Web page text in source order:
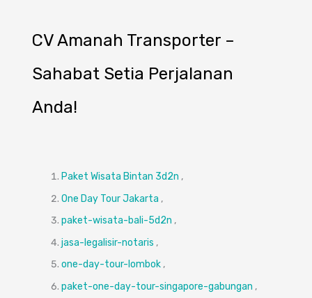
CV Amanah Transporter –
Sahabat Setia Perjalanan
Anda!
Paket Wisata Bintan 3d2n ,
One Day Tour Jakarta ,
paket-wisata-bali-5d2n ,
jasa-legalisir-notaris ,
one-day-tour-lombok,
paket-one-day-tour-singapore-gabungan ,